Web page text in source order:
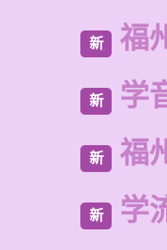
新 福
新 学
新 福
新 学